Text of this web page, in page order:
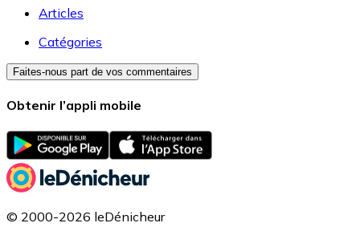
Articles
Catégories
Faites-nous part de vos commentaires
Obtenir l’appli mobile
© 2000-2026 leDénicheur